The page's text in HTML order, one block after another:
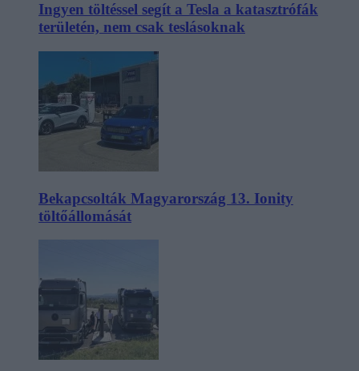
Ingyen töltéssel segít a Tesla a katasztrófák
területén, nem csak teslásoknak
Bekapcsolták Magyarország 13. Ionity
töltőállomását